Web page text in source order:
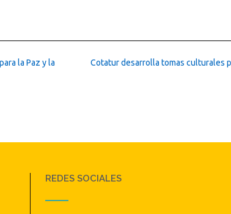
Cotatur desarrolla tomas culturales
la Paz y la
REDES SOCIALES